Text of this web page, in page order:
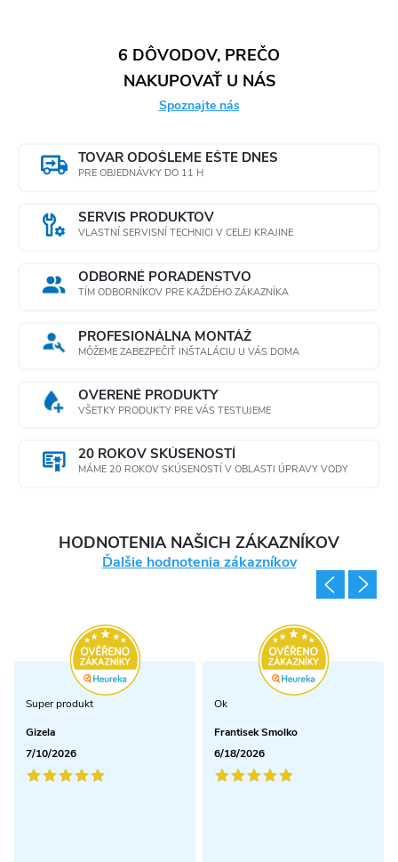
6 DÔVODOV, PREČO
NAKUPOVAŤ U NÁS
Spoznajte nás
TOVAR ODOŠLEME EŠTE DNES
PRE OBJEDNÁVKY DO 11 H
SERVIS PRODUKTOV
VLASTNÍ SERVISNÍ TECHNICI V CELEJ KRAJINE
ODBORNÉ PORADENSTVO
TÍM ODBORNÍKOV PRE KAŽDÉHO ZÁKAZNÍKA
PROFESIONÁLNA MONTÁŽ
MÔŽEME ZABEZPEČIŤ INŠTALÁCIU U VÁS DOMA
OVERENÉ PRODUKTY
VŠETKY PRODUKTY PRE VÁS TESTUJEME
20 ROKOV SKÚSENOSTÍ
MÁME 20 ROKOV SKÚSENOSTÍ V OBLASTI ÚPRAVY VODY
HODNOTENIA NAŠICH ZÁKAZNÍKOV
Ďalšie hodnotenia zákazníkov
Super produkt
Gizela
7/10/2026
Ok
Frantisek Smolko
6/18/2026